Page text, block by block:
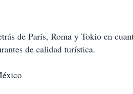
de París, Roma y Tokio en
de calidad turística.